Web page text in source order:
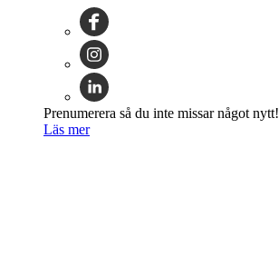
Prenumerera så du inte missar något nytt!
Läs mer